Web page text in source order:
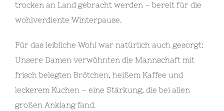
trocken an Land gebracht werden – bereit für die
wohlverdiente Winterpause.
Für das leibliche Wohl war natürlich auch gesorgt:
Unsere Damen verwöhnten die Mannschaft mit
frisch belegten Brötchen, heißem Kaffee und
leckerem Kuchen – eine Stärkung, die bei allen
großen Anklang fand.